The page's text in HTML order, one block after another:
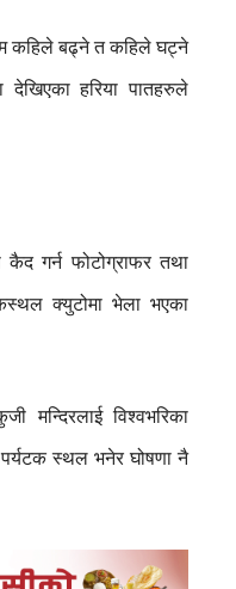
कहिले बढ्ने त कहिले घट्ने
हरिया पातहरुले
कैद गर्न फोटोग्राफर तथा
क्युटोमा भेला भएका
मन्दिरलाई विश्वभरिका
स्थल भनेर घोषणा नै